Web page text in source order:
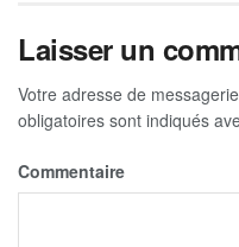
Laisser un
Votre adresse de
obligatoires sont indiqués
Commentaire